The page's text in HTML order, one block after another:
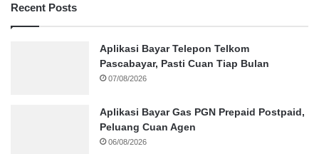
Recent Posts
Aplikasi Bayar Telepon Telkom
Pascabayar, Pasti Cuan Tiap Bulan
07/08/2026
Aplikasi Bayar Gas PGN Prepaid Postpaid,
Peluang Cuan Agen
06/08/2026